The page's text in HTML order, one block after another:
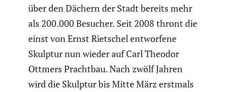
über den Dächern der Stadt bereits mehr
als 200.000 Besucher. Seit 2008 thront die
einst von Ernst Rietschel entwor­fene
Skulptur nun wieder auf Carl Theodor
Ottmers Prachtbau. Nach zwölf Jahren
wird die Skulptur bis Mitte März erstmals